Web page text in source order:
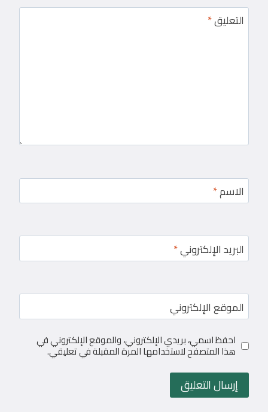
التعليق*
الاسم*
البريد الإلكتروني*
الموقع الإلكتروني
احفظ اسمي، بريدي الإلكتروني، والموقع الإلكتروني في
هذا المتصفح لاستخدامها المرة المقبلة في تعليقي.